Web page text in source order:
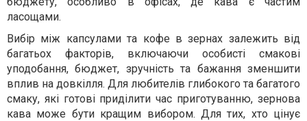
ласощами.
Вибір між капсулами та кофе в зернах залежить від
багатьох факторів, включаючи особисті смакові
уподобання, бюджет, зручність та бажання зменшити
вплив на довкілля. Для любителів глибокого та багатого
смаку, які готові приділити час приготуванню, зернова
кава може бути кращим вибором. Для тих, хто цінує